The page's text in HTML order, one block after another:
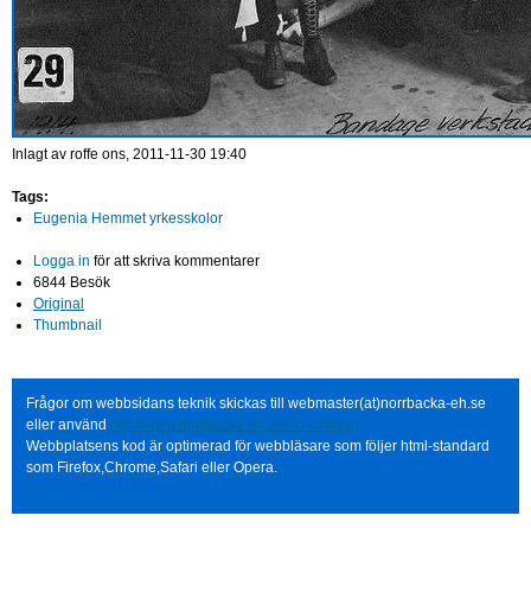
Inlagt av roffe ons, 2011-11-30 19:40
Tags:
Eugenia Hemmet yrkesskolor
Logga in för att skriva kommentarer
6844 Besök
Original
Thumbnail
Frågor om webbsidans teknik skickas till webmaster(at)norrbacka-eh.se
eller använd http://www.norrbacka-eh.se/?q=contact
Webbplatsens kod är optimerad för webbläsare som följer html-standard
som Firefox,Chrome,Safari eller Opera.